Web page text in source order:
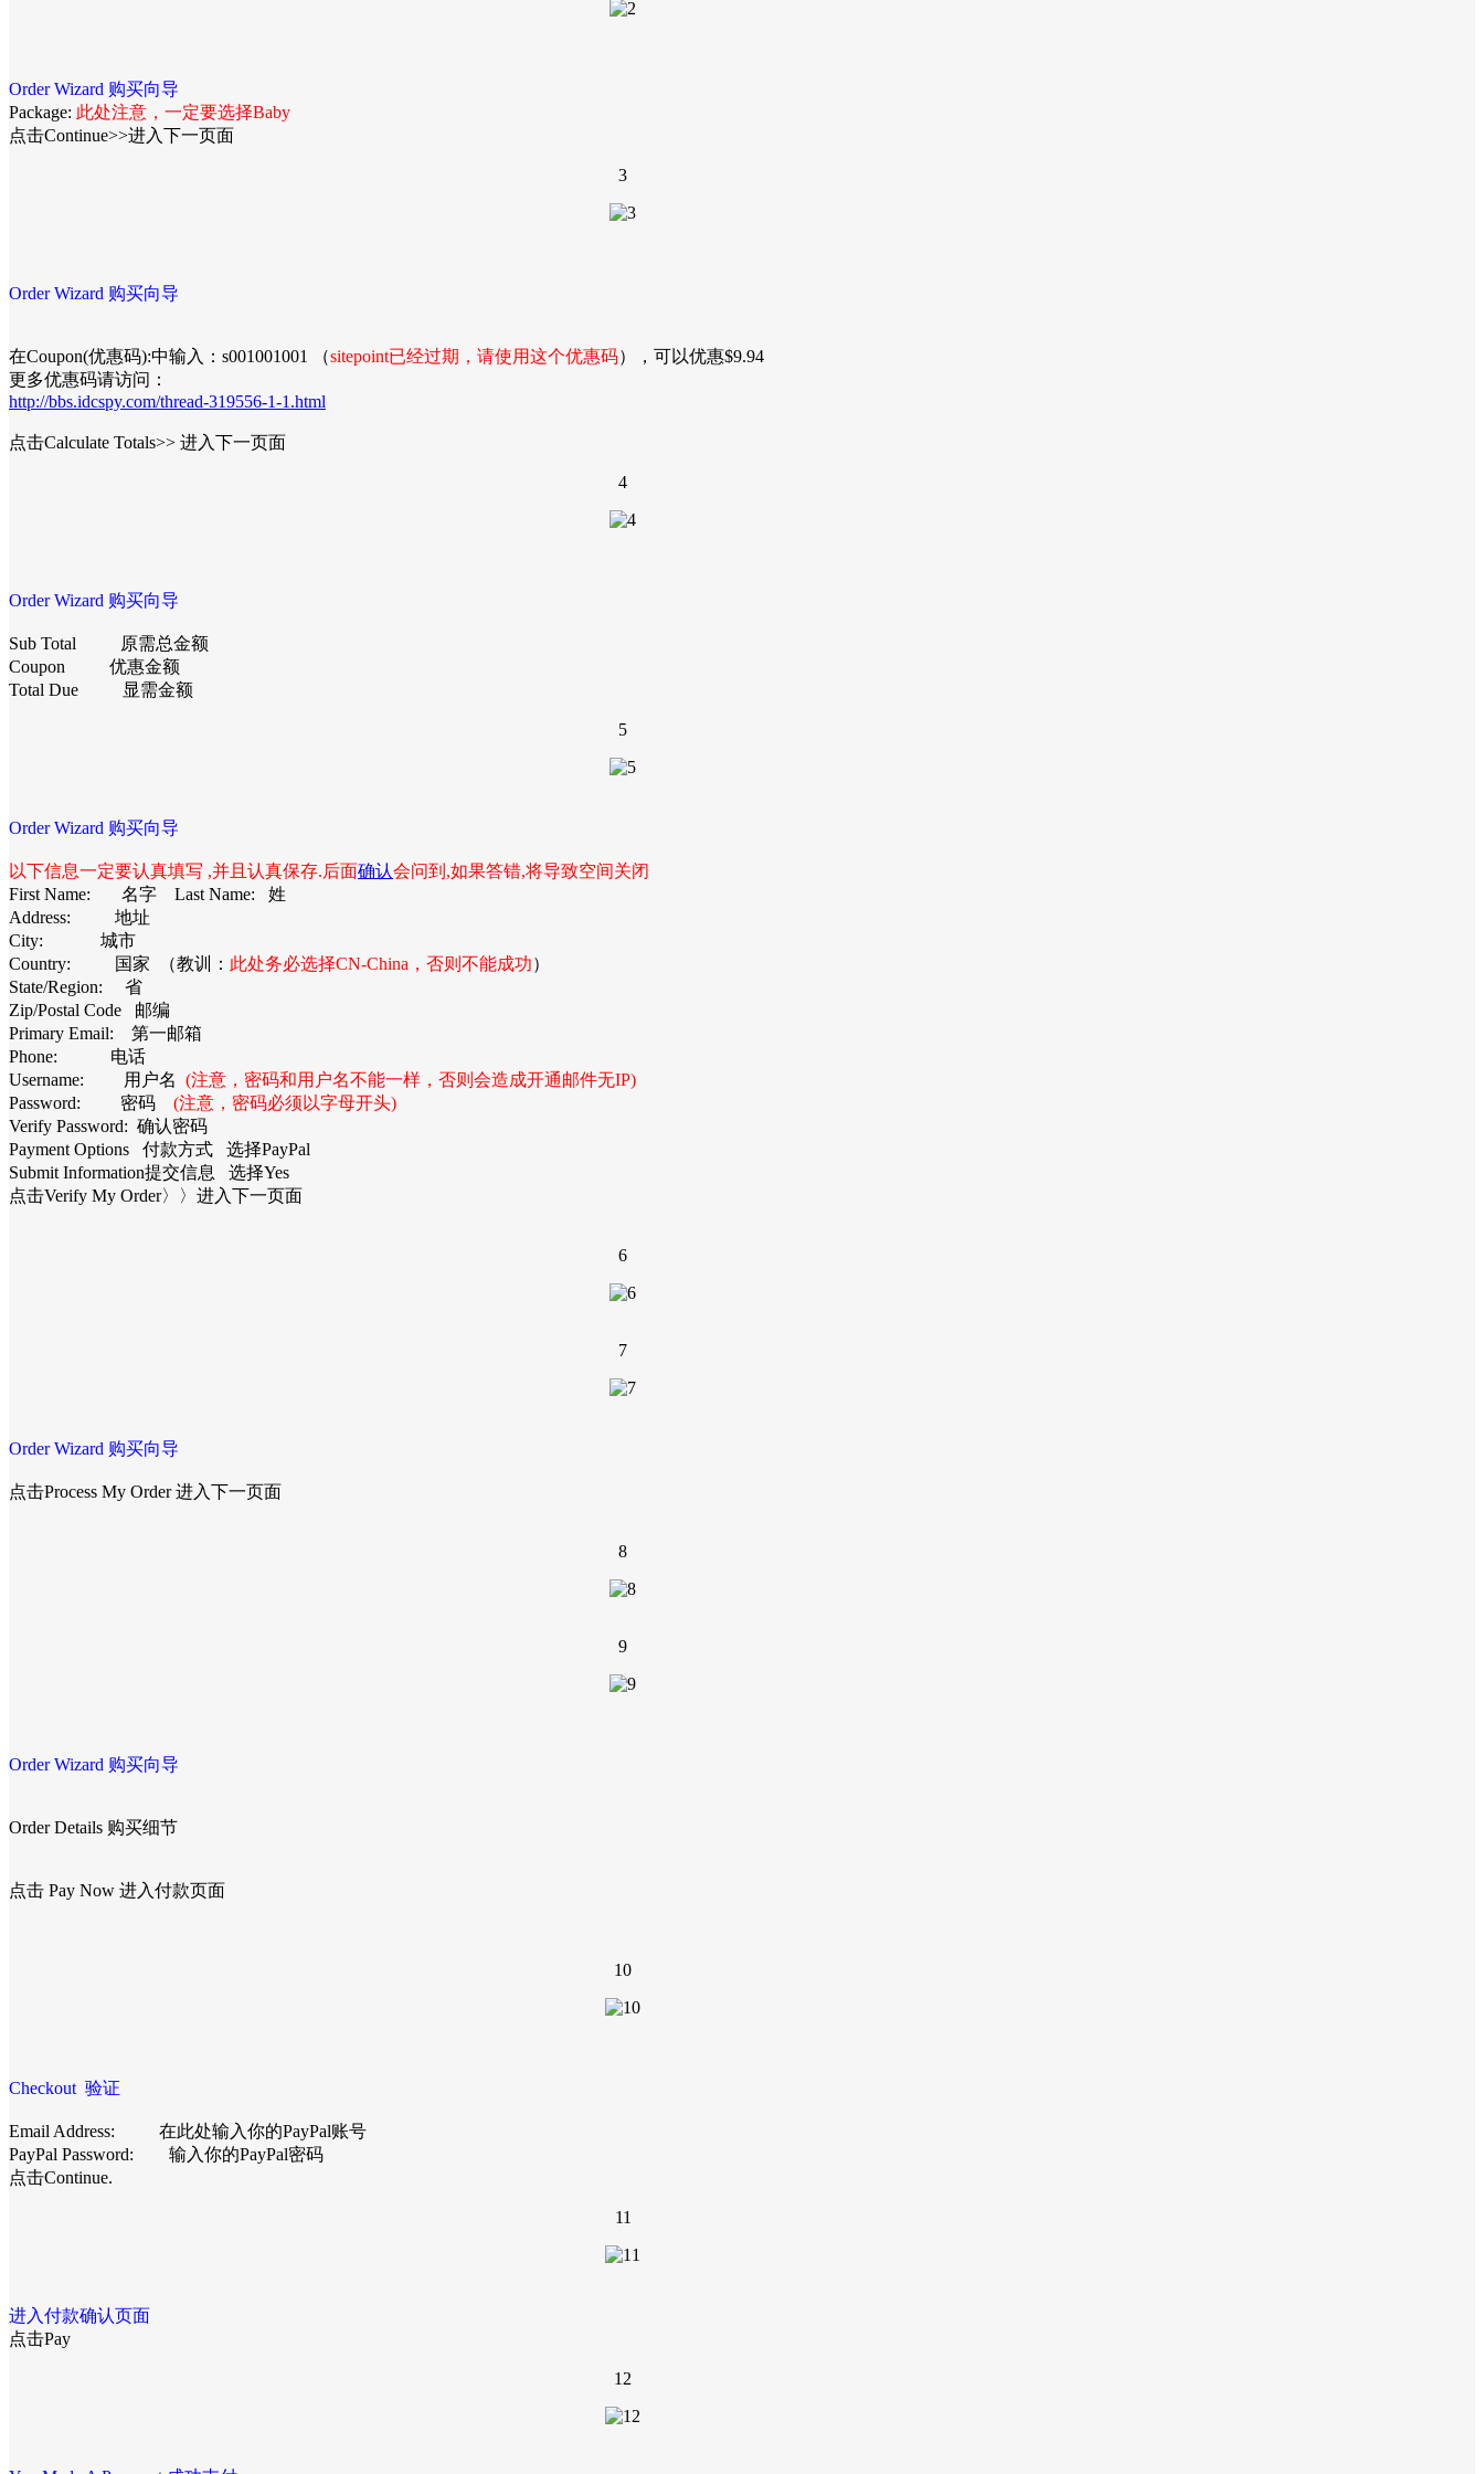
Order Wizard 购买向导
Package: 此处注意，一定要选择Baby
点击Continue>>进入下一页面
3
Order Wizard 购买向导
在Coupon(优惠码):中输入：s001001001 （sitepoint已经过期，请使用这个优惠码），可以优惠$9.94
更多优惠码请访问：
http://bbs.idcspy.com/thread-319556-1-1.html
点击Calculate Totals>> 进入下一页面
4
Order Wizard 购买向导
Sub Total 原需总金额
Coupon 优惠金额
Total Due 显需金额
5
Order Wizard 购买向导
以下信息一定要认真填写 ,并且认真保存.后面确认会问到,如果答错,将导致空间关闭
First Name: 名字 Last Name: 姓
Address: 地址
City: 城市
Country: 国家 （教训： 此处务必选择CN-China，否则不能成功）
State/Region: 省
Zip/Postal Code 邮编
Primary Email: 第一邮箱
Phone: 电话
Username: 用户名 (注意，密码和用户名不能一样，否则会造成开通邮件无IP)
Password: 密码 (注意，密码必须以字母开头)
Verify Password: 确认密码
Payment Options 付款方式 选择PayPal
Submit Information提交信息 选择Yes
点击Verify My Order〉〉进入下一页面
6
7
Order Wizard 购买向导
点击Process My Order 进入下一页面
8
9
Order Wizard 购买向导
Order Details 购买细节
点击 Pay Now 进入付款页面
10
Checkout 验证
Email Address: 在此处输入你的PayPal账号
PayPal Password: 输入你的PayPal密码
点击Continue.
11
进入付款确认页面
点击Pay
12